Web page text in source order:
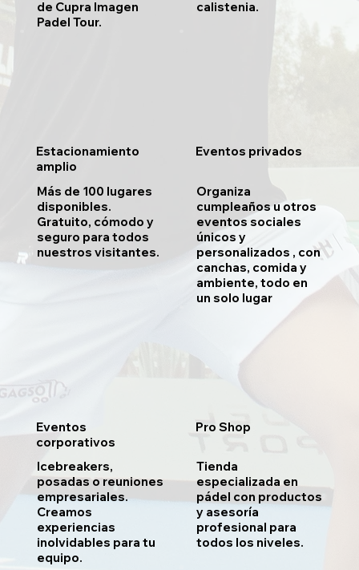
de Cupra Imagen
Padel Tour.
calistenia.
Estacionamiento
amplio
Más de 100 lugares
disponibles.
Gratuito, cómodo y
seguro para todos
nuestros visitantes.
Eventos privados
Organiza
cumpleaños u otros
eventos sociales
únicos y
personalizados , con
canchas, comida y
ambiente, todo en
un solo lugar
Eventos
corporativos
Icebreakers,
posadas o reuniones
empresariales.
Creamos
experiencias
inolvidables para tu
equipo.
Pro Shop
Tienda
especializada en
pádel con productos
y asesoría
profesional para
todos los niveles.